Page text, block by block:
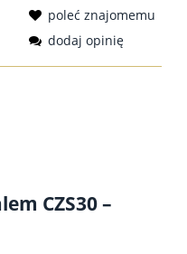
poleć znajomemu
dodaj opinię
CZS30 –